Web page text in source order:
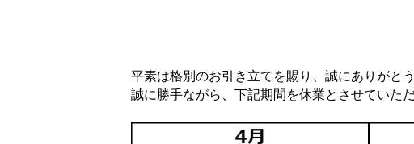
平素は格別のお引き立てを賜り、誠にありがとう
誠に勝手ながら、下記期間を休業とさせていただ